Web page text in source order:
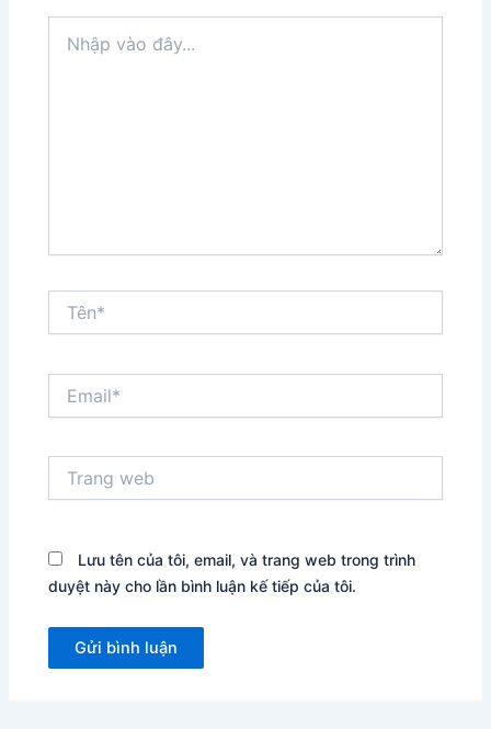
vào
web
Lưu tên của tôi, email, và trang web trong trình
duyệt này cho lần bình luận kế tiếp của tôi.